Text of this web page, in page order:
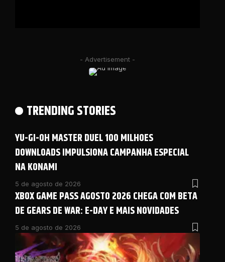
- Advertisement -
TRENDING STORIES
YU-GI-OH MASTER DUEL 100 MILHOES
DOWNLOADS IMPULSIONA CAMPANHA ESPECIAL
NA KONAMI
5 de agosto de 2026
XBOX GAME PASS AGOSTO 2026 CHEGA COM BETA
DE GEARS DE WAR: E-DAY E MAIS NOVIDADES
5 de agosto de 2026